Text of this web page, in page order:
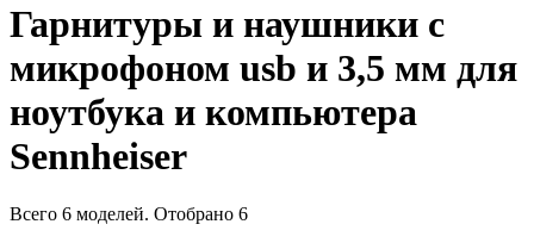
Гарнитуры и наушники с
микрофоном usb и 3,5 мм для
ноутбука и компьютера
Sennheiser
Всего 6 моделей. Отобрано 6